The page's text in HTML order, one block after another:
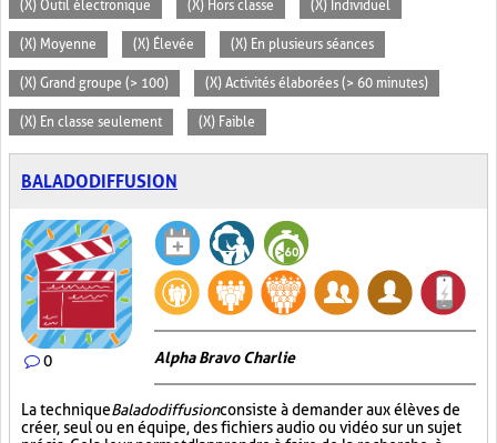
(X) Outil électronique (X) Hors classe (X) Individuel
(X) Moyenne (X) Élevée (X) En plusieurs séances
(X) Grand groupe (> 100) (X) Activités élaborées (> 60 minutes)
(X) En classe seulement (X) Faible
BALADODIFFUSION
0 Alpha Bravo Charlie
La techniqueBaladodiffusionconsiste à demander aux élèves de
créer, seul ou en équipe, des fichiers audio ou vidéo sur un sujet